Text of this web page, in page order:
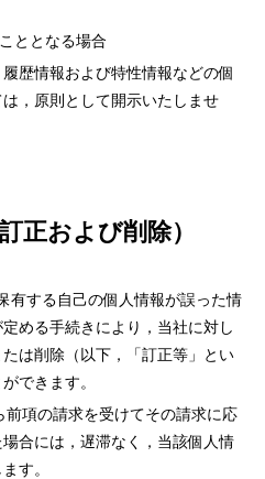
ととなる場合
歴情報および特性情報などの個
，原則として開示いたしませ
正および削除）
有する自己の個人情報が誤った情
める手続きにより，当社に対し
は削除（以下，「訂正等」とい
できます。
前項の請求を受けてその請求に応
合には，遅滞なく，当該個人情
す。